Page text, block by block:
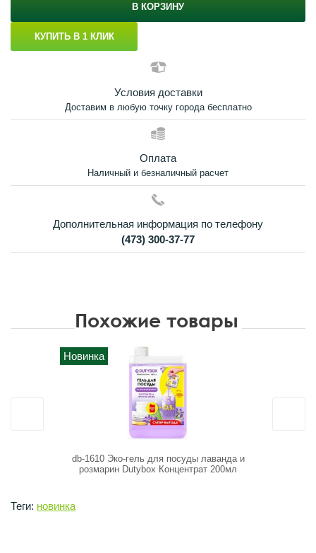
В КОРЗИНУ
КУПИТЬ В 1 КЛИК
Условия доставки
Доставим в любую точку города бесплатно
Оплата
Наличный и безналичный расчет
Дополнительная информация по телефону
(473) 300-37-77
Похожие товары
Новинка
db-1610 Эко-гель для посуды лаванда и
розмарин Dutybox Концентрат 200мл
Теги: новинка